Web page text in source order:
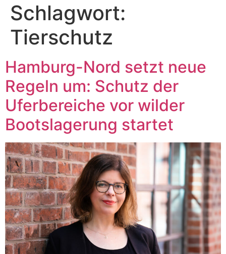
Schlagwort:
Tierschutz
Hamburg-Nord setzt neue
Regeln um: Schutz der
Uferbereiche vor wilder
Bootslagerung startet